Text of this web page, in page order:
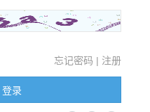
忘记密码 | 注册
登录